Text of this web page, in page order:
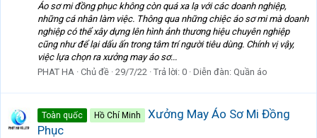
Áo sơ mi đồng phục không còn quá xa lạ với các doanh nghiệp,
những cá nhân làm việc. Thông qua những chiệc áo sơ mi mà doanh
nghiệp có thể xây dựng lên hình ảnh thương hiệu chuyên nghiệp
cũng như để lại dấu ấn trong tâm trí người tiêu dùng. Chính vị vậy,
việc lựa chọn ra xưởng may áo sơ...
PHAT HA Chủ đề 29/7/22 Trả lời: 0 Diễn đàn: Quần áo
Toàn quốc Hồ Chí Minh
Xưởng May Áo Sơ Mi Đồng
Phục